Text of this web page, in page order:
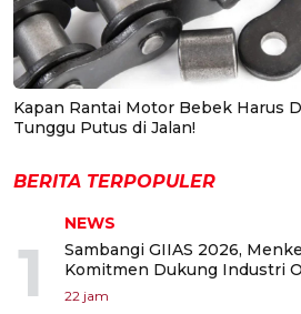
Kapan Rantai Motor Bebek Harus
Tunggu Putus di Jalan!
BERITA TERPOPULER
1
NEWS
Sambangi GIIAS 2026,
Komitmen Dukung Industri
22 jam